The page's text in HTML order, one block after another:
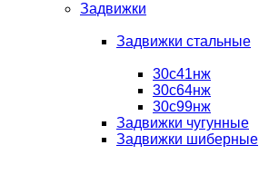
Задвижки
Задвижки стальные
30с41нж
30с64нж
30с99нж
Задвижки чугунные
Задвижки шиберные